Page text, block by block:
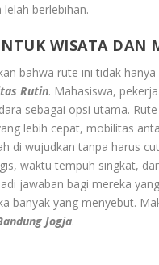
berlebihan.
WISATA DAN
bahwa rute ini tidak
Rutin. Mahasiswa,
sebagai opsi utama.
lebih cepat, mobilitas
di wujudkan tanpa harus
waktu tempuh singkat,
jawaban bagi mereka
banyak yang menyebut.
Jogja.